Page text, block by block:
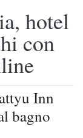
hotel
con
Inn
bagno